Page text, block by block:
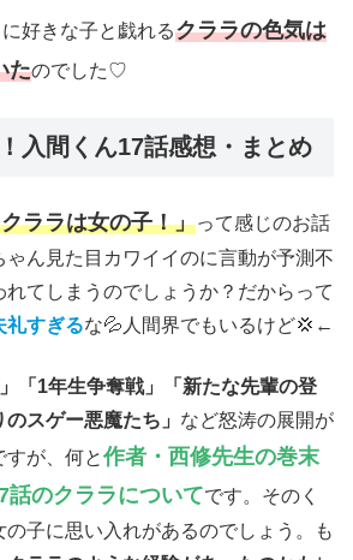
好きな子と戯れるクララの色気は
たのでした♡
入間くん17話感想・まとめ
ララは女の子！」って感じのお話
ゃん見た目カワイイのに言動が予測不
てしまうのでしょうか？だからって
礼すぎるな💦人間界でもいるけど💢←
」「1年生争奪戦」「新たな先輩の登
スゲー悪魔たち」 など怒涛の展開が
が、何と作者・西修先生の巻末
話のクララについてです。そのく
の子に思い入れがあるのでしょう。も